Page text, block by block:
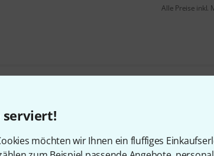
serviert!
möchten wir Ihnen ein fluffiges
Alle Preise inkl.
Teilen